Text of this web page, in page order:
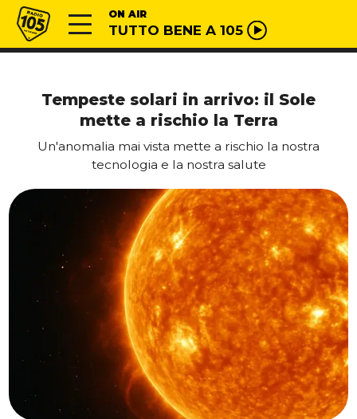
Vai al contenuto
Radio 105 ON AIR
TUTTO BENE A 105
Tempeste solari in arrivo: il Sole
mette a rischio la Terra
Un'anomalia mai vista mette a rischio la nostra
tecnologia e la nostra salute